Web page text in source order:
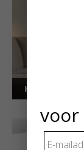
voor